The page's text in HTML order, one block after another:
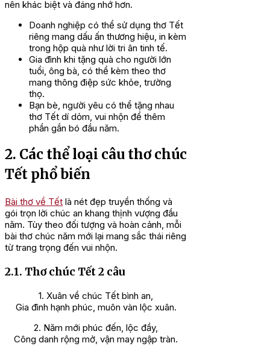
nên khác biệt và đáng nhớ hơn.
Doanh nghiệp có thể sử dụng thơ Tết
riêng mang dấu ấn thương hiệu, in kèm
trong hộp quà như lời tri ân tinh tế.
Gia đình khi tặng quà cho người lớn
tuổi, ông bà, có thể kèm theo thơ
mang thông điệp sức khỏe, trường
thọ.
Bạn bè, người yêu có thể tặng nhau
thơ Tết dí dỏm, vui nhộn để thêm
phần gắn bó đầu năm.
2. Các thể loại câu thơ chúc
Tết phổ biến
Bài thơ về Tết là nét đẹp truyền thống và
gói trọn lời chúc an khang thịnh vượng đầu
năm. Tùy theo đối tượng và hoàn cảnh, mỗi
bài thơ chúc năm mới lại mang sắc thái riêng
từ trang trọng đến vui nhộn.
2.1. Thơ chúc Tết 2 câu
1. Xuân về chúc Tết bình an,
Gia đình hạnh phúc, muôn vàn lộc xuân.
2. Năm mới phúc đến, lộc đầy,
Công danh rộng mở, vận may ngập tràn.